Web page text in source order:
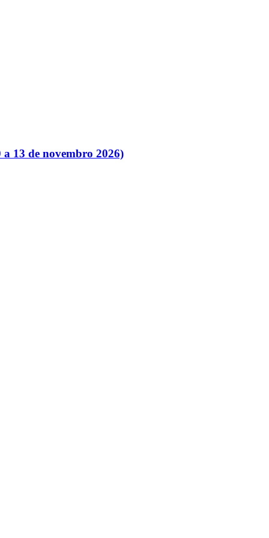
13 de novembro 2026)